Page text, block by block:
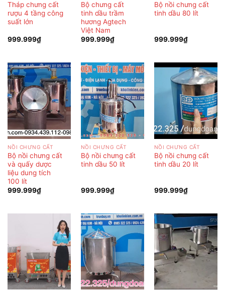
Tháp chưng cất
rượu 4 tầng công
suất lớn
999.999₫
Bộ chưng cất
tinh dầu trầm
hương Agtech
Việt Nam
999.999₫
Bộ nồi chưng cất
tinh dầu 80 lít
999.999₫
NỒI CHƯNG CẤT
Bộ nồi chưng cất
và quấy dược
liệu dung tích
100 lít
999.999₫
NỒI CHƯNG CẤT
Bộ nồi chưng cất
tinh dầu 50 lít
999.999₫
NỒI CHƯNG CẤT
Bộ nồi chưng cất
tinh dầu 20 lít
999.999₫